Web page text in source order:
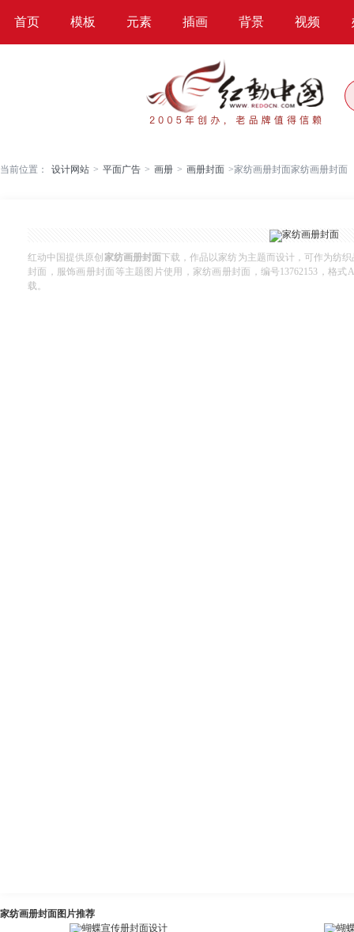
首页 模板 元素 插画 背景 视频
当前位置： 设计网站 > 平面广告 > 画册 > 画册封面 >家纺画册封面家纺画册封面
红动中国提供原创 家纺画册封面下载，作品以家纺为主题而设计，可作为纺
封面，服饰画册封面等主题图片使用，家纺画册封面，编号13762153，格
载。
家纺画册封面图片推荐